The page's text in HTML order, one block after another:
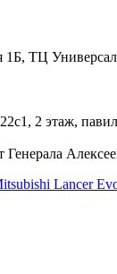
1Б, ТЦ
2 этаж,
Генерала
Lancer